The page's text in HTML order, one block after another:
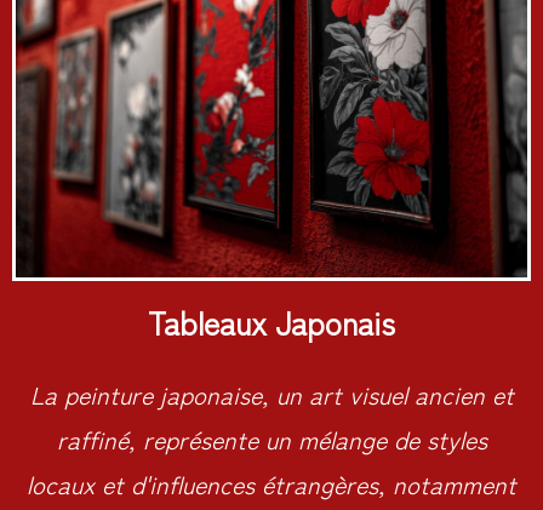
Tableaux Japonais
La peinture japonaise, un art visuel ancien et
raffiné, représente un mélange de styles
locaux et d'influences étrangères, notamment